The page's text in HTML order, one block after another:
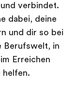
verbindet.
dabei, deine
und dir so bei
Berufswelt, in
Erreichen
helfen.